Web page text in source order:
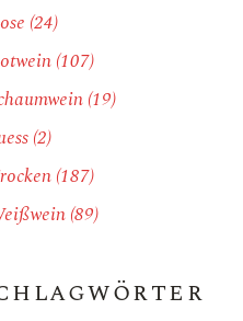
(24)
(107)
(19)
(2)
(187)
(89)